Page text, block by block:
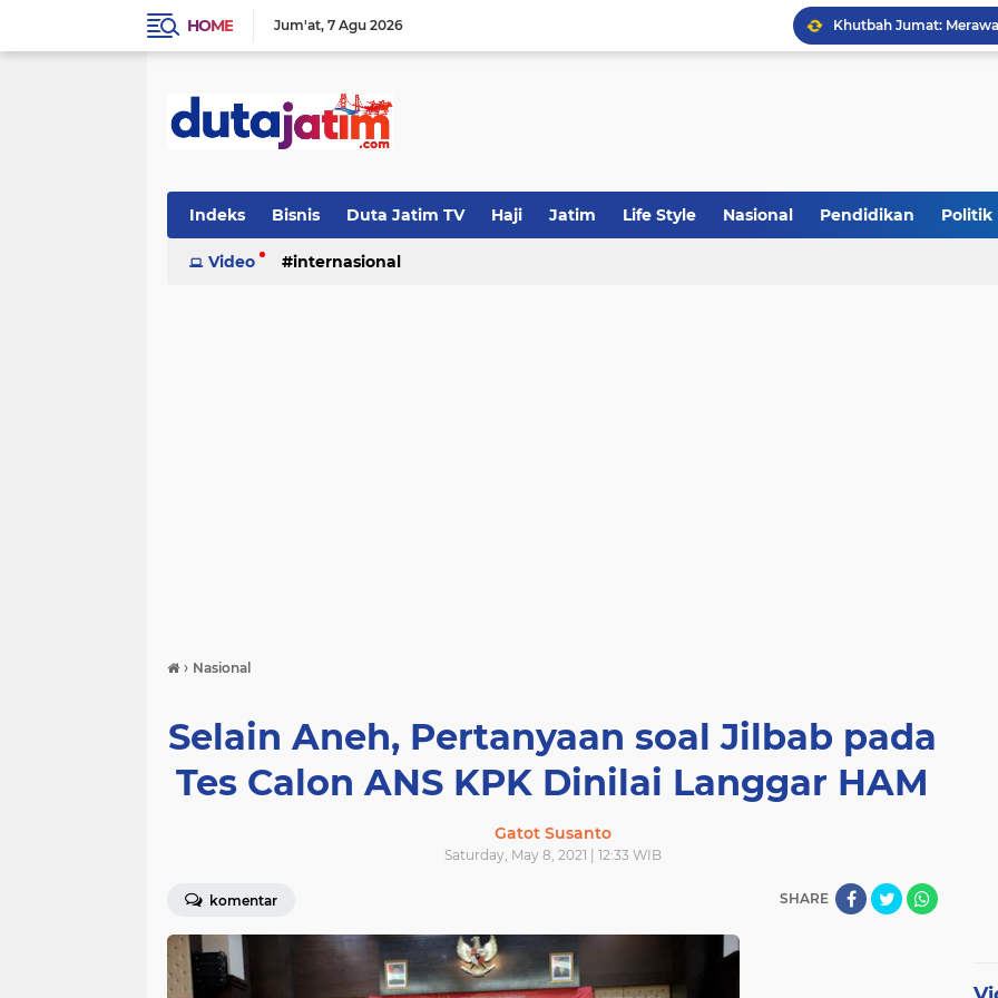
HOME Jum'at 7 Agu 2026
Indeks Bisnis Duta Jatim TV Haji Jatim Life Style Nasional Pendidikan Politik
Video internasional
› Nasional
Selain Aneh, Pertanyaan soal Jilbab pada
Tes Calon ANS KPK Dinilai Langgar HAM
Gatot Susanto
Saturday, May 8, 2021 | 12:33 WIB
komentar SHARE